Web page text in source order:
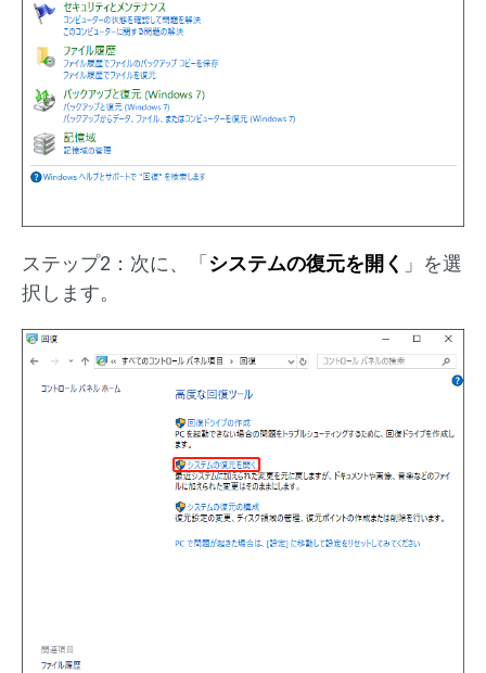
ステップ2：次に、「システムの復元を開く 」を選
択します。